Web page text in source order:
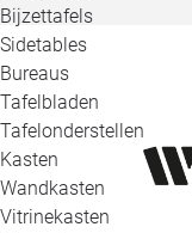
Bijzettafels
Sidetables
Bureaus
Tafelbladen
Tafelonderstellen
Kasten
Wandkasten
Vitrinekasten